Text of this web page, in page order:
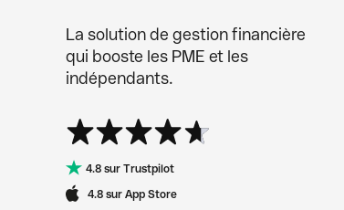
La solution de gestion financière
qui booste les PME et les
indépendants.
4.8 sur Trustpilot
4.8 sur App Store